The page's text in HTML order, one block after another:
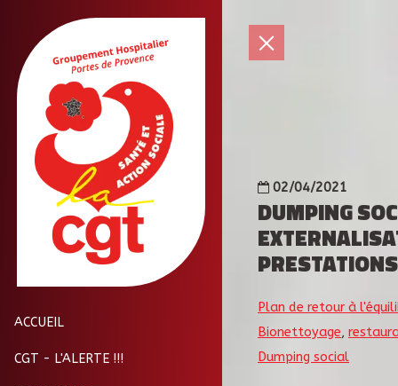
ACCUEIL
CGT - L'ALERTE !!!
02/04/2021
DUMPING
PRESTATIONS
Plan de retour à
Bionettoyage,
Dumping social